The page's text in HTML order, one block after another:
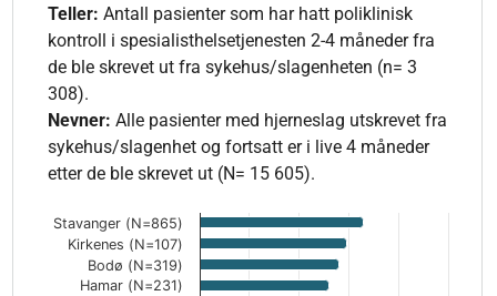
Teller: Antall pasienter som har hatt poliklinisk
kontroll i spesialisthelsetjenesten 2-4 måneder fra
de ble skrevet ut fra sykehus/slagenheten (n= 3
308).
Nevner:Alle pasienter med hjerneslag utskrevet fra
sykehus/slagenhet og fortsatt er i live 4 måneder
etter de ble skrevet ut (N= 15 605).
Stavanger (N=865)
Kirkenes (N=107)
Bodø (N=319)
Hamar (N=231)